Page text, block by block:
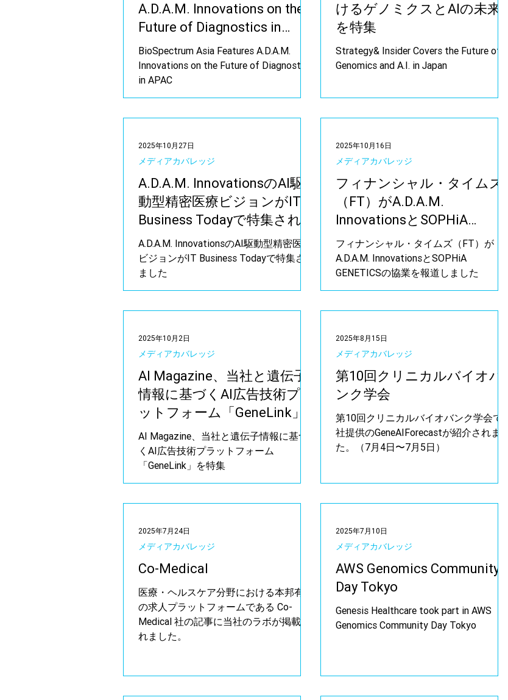
A.D.A.M. Innovations on the
Future of Diagnostics in
APAC
BioSpectrum Asia Features A.D.A.M.
Innovations on the Future of Diagnostics
in APAC
けるゲノミクスとAIの未来
を特集
Strategy& Insider Covers the Future of
Genomics and A.I. in Japan
A.D.A.M. InnovationsのAI駆
動型精密医療ビジョンがIT
Business Todayで特集され
ました
A.D.A.M. InnovationsのAI駆動型精密医療
ビジョンがIT Business Todayで特集され
ました
メディアカバレッジ
2025年10月27日
フィナンシャル・タイムズ
（FT）がA.D.A.M.
InnovationsとSOPHiA
GENETICSの協業を報道しま
した
フィナンシャル・タイムズ（FT）が
A.D.A.M. InnovationsとSOPHiA
GENETICSの協業を報道しました
メディアカバレッジ
2025年10月16日
AI Magazine、当社と遺伝子
情報に基づくAI広告技術プラ
ットフォーム「GeneLink」
を特集
AI Magazine、当社と遺伝子情報に基づ
くAI広告技術プラットフォーム
「GeneLink」を特集
メディアカバレッジ
2025年10月2日
第10回クリニカルバイオバ
ンク学会
第10回クリニカルバイオバンク学会で当
社提供のGeneAIForecastが紹介されまし
た。（7月4日〜7月5日）
メディアカバレッジ
2025年8月15日
Co-Medical
医療・ヘルスケア分野における本邦有数
の求人プラットフォームである Co-
Medical 社の記事に当社のラボが掲載さ
れました。
メディアカバレッジ
2025年7月24日
AWS Genomics Community
Day Tokyo
Genesis Healthcare took part in AWS
Genomics Community Day Tokyo
メディアカバレッジ
2025年7月10日